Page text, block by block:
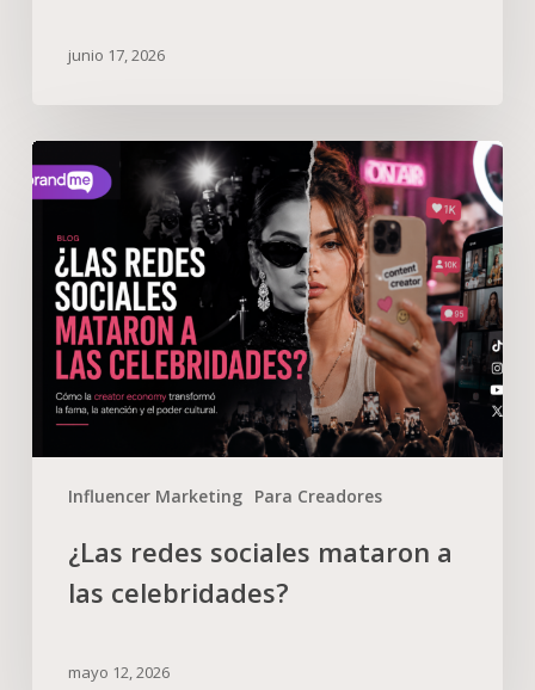
junio 17, 2026
Influencer Marketing Para Creadores
¿Las redes sociales mataron a
las celebridades?
mayo 12, 2026